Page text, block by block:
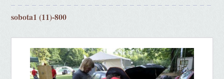
sobota1 (11)-800